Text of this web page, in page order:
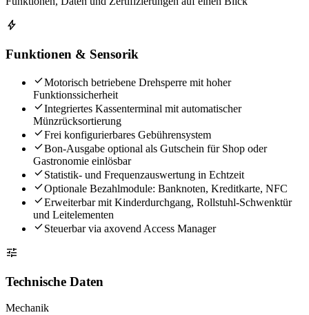
bolt
Funktionen & Sensorik
checkMotorisch betriebene Drehsperre mit hoher
Funktionssicherheit
checkIntegriertes Kassenterminal mit automatischer
Münzrücksortierung
checkFrei konfigurierbares Gebührensystem
checkBon-Ausgabe optional als Gutschein für Shop oder
Gastronomie einlösbar
checkStatistik- und Frequenzauswertung in Echtzeit
checkOptionale Bezahlmodule: Banknoten, Kreditkarte, NFC
checkErweiterbar mit Kinderdurchgang, Rollstuhl-Schwenktür
und Leitelementen
checkSteuerbar via axovend Access Manager
tune
Technische Daten
Mechanik